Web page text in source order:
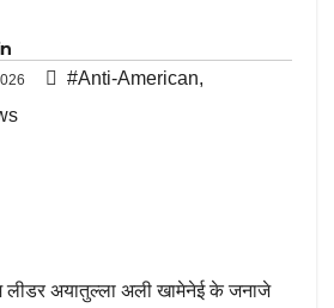
#Anti-American,
लीडर अयातुल्ला अली खामेनेई के जनाजे